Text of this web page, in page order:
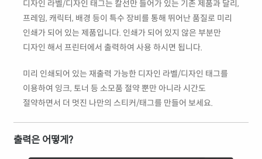
디자인 라벨/디자인 태그는 칼선만 들어가 있는 기존 제품과 달리,
프레임, 캐릭터, 배경 등이 특수 장비를 통해 뛰어난 품질로 미리
인쇄가 되어 있는 제품입니다. 인쇄가 되어 있지 않은 부분만
디자인 해서 프린터에서 출력하여 사용 하시면 됩니다.
미리 인쇄되어 있는 재출력 가능한 디자인 라벨/디자인 태그를
이용하여 잉크, 토너 등 소모품 절약 뿐만 아니라 시간도
절약하면서 더 멋진 나만의 스티커/태그를 만들어 보세요.
출력은 어떻게?